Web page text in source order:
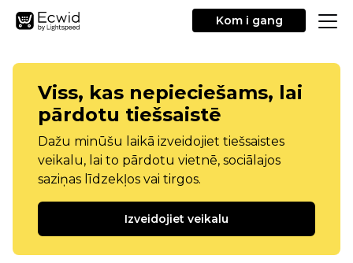
Kom i gang
Viss, kas nepieciešams, lai
pārdotu tiešsaistē
Dažu minūšu laikā izveidojiet tiešsaistes
veikalu, lai to pārdotu vietnē, sociālajos
saziņas līdzekļos vai tirgos.
Izveidojiet veikalu